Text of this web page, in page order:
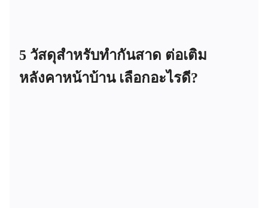
5 วัสดุสำหรับทำกันสาด ต่อเติม
หลังคาหน้าบ้าน เลือกอะไรดี?